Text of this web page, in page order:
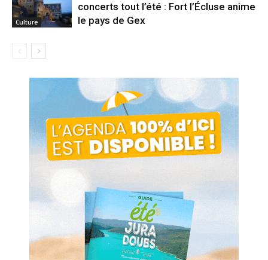
Culture
concerts tout l’été : Fort l’Écluse anime
le pays de Gex